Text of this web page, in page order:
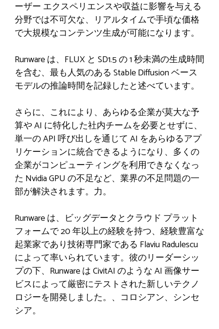
ーザー エクスペリエンスや収益に影響を与える
分野では不可欠な、リアルタイムで手頃な価格
で大規模なコンテンツ生成が可能になります。
Runware は、FLUX と SD1.5 の 1 秒未満の生成時間
を含む、最も人気のある Stable Diffusion ベース
モデルの推論時間を記録したと述べています。
さらに、これにより、あらゆる企業が莫大な予
算や AI に特化した社内チームを必要とせずに、
単一の API 呼び出しを通じて AI をあらゆるアプ
リケーションに統合できるようになり、多くの
企業がコンピューティングを利用できなくなっ
た Nvidia GPU の不足など、業界の不足問題の一
部が解決されます。力。
Runware は、ビッグデータとクラウド プラット
フォームで 20 年以上の経験を持つ、経験豊富な
起業家であり技術専門家である Flaviu Radulescu
によって率いられています。彼のリーダーシッ
プの下、Runware は CivitAI のような AI 画像サー
ビスによって厳密にテストされた新しいテクノ
ロジーを開発しました。 、コロシアン、シンセ
シア。